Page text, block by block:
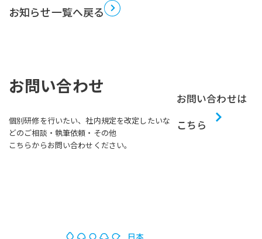
お知らせ一覧へ戻る
お問い合わせ
個別研修を行いたい、社内規定を改定したいな
どのご相談・執筆依頼・その他
こちらからお問い合わせください。
お問い合わせは
こちら